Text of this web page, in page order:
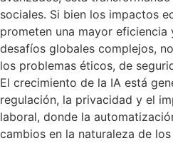
sociales. Si bien los impactos
prometen una mayor
desafíos globales complejos,
los problemas éticos, de
El crecimiento de la IA está
regulación, la privacidad y el
laboral, donde la
cambios en la naturaleza de